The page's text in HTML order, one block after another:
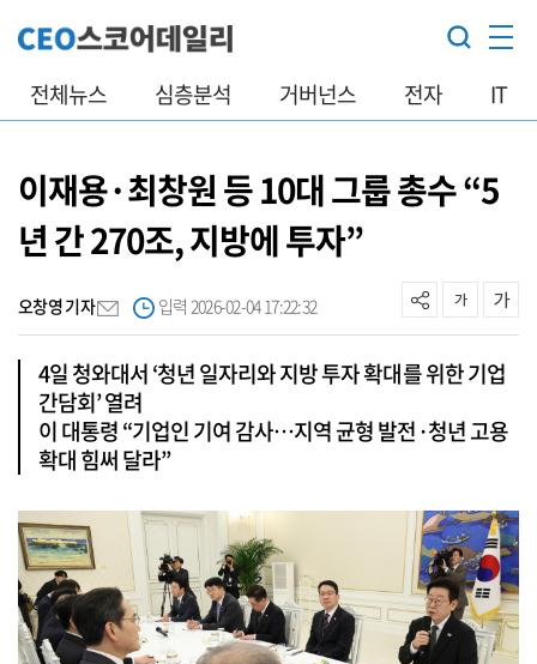
전체뉴스 심층분석 거버넌스 전자 IT
이재용·최창원 등 10대 그룹 총수 “5
년 간 270조, 지방에 투자”
오창영 기자 입력 2026-02-04 17:22:32
4일 청와대서 ‘청년 일자리와 지방 투자 확대를 위한 기업
간담회’ 열려
이 대통령 “기업인 기여 감사…지역 균형 발전·청년 고용
확대 힘써 달라”